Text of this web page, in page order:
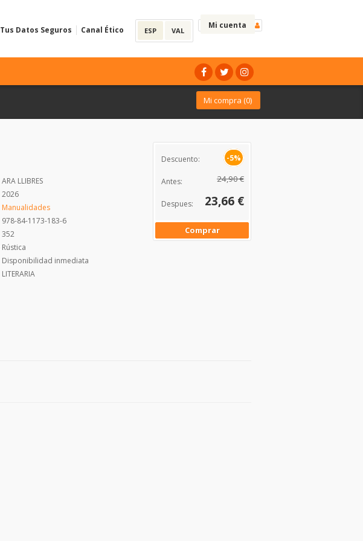
Mi cuenta
ESP VAL
Tus Datos Seguros Canal Ético
Mi compra (0)
ARA LLIBRES
2026
Manualidades
978-84-1173-183-6
352
Rústica
Disponibilidad inmediata
LITERARIA
Descuento: -5%
Antes: 24,90 €
Despues: 23,66 €
Comprar